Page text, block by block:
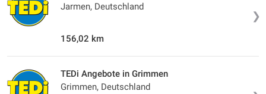
❯
Jarmen, Deutschland
156,02 km
TEDi Angebote in Grimmen
Grimmen, Deutschland